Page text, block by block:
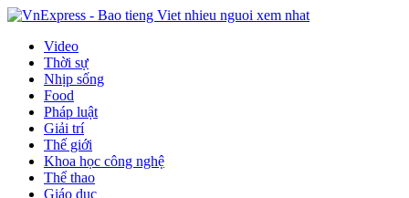
Video
Thời sự
Nhịp sống
Food
Pháp luật
Giải trí
Thế giới
Khoa học công nghệ
Thể thao
Giáo dục